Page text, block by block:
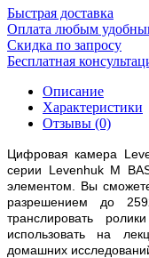
Быстрая доставка
Оплата любым
Скидка по запросу
Бесплатная
Описание
Характеристики
Отзывы (0)
Цифровая камера
серии Levenhuk M
элементом. Вы
разрешением до
транслировать
использовать на
домашних